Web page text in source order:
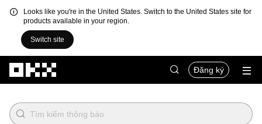
Looks like you're in the United States. Switch to the United States site for
products available in your region.
Switch site
Đăng ký